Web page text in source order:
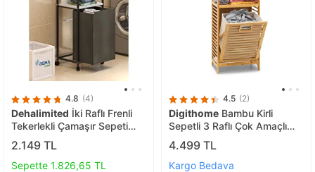
4.8 (4)
Dehalimited İki Raflı Frenli
Tekerlekli Çamaşır Sepeti
Banyo Dolabı Kirli Sepetli
Banyo Düzenleyici Beyaz
2.149 TL
Sepette 1.826,65 TL
4.5 (2)
Digithome Bambu Kirli
Sepetli 3 Raflı Çok Amaçlı
Banyo Düzenleyici Çamaşır
Sepeti Organizer Db-0002
4.499 TL
Kargo Bedava